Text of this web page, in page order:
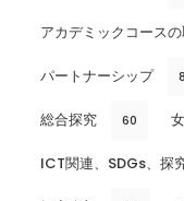
アカデミックコース
パートナーシップ
総合探究 60
ICT関連、SDGs、探